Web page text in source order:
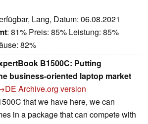
Lang, Datum: 06.08.2021
: 81% Preis: 85% Leistung: 85%
82%
B1500C: Putting
business-oriented laptop market
Archive.org version
that we have here, we can
in a package that can compete with